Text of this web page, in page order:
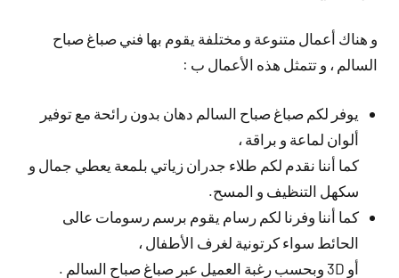
و هناك أعمال متنوعة و مختلفة يقوم بها فني صباغ صباح
السالم ، و تتمثل هذه الأعمال ب :
يوفر لكم صباغ صباح السالم دهان بدون رائحة مع توفير
ألوان لماعة و براقة ،
كما أننا نقدم لكم طلاء جدران زياتي بلمعة يعطي جمال و
سكهل التنظيف و المسح.
كما أننا وفرنا لكم رسام يقوم برسم رسومات عالى
الحائط سواء كرتونية لغرف الأطفال ،
أو 3D وبحسب رغبة العميل عبر صباغ صباح السالم .